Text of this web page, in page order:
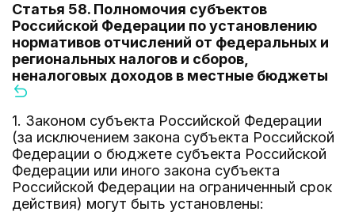
Статья 58. Полномочия субъектов
Российской Федерации по установлению
нормативов отчислений от федеральных и
региональных налогов и сборов,
неналоговых доходов в местные бюджеты
1. Законом субъекта Российской Федерации
(за исключением закона субъекта Российской
Федерации о бюджете субъекта Российской
Федерации или иного закона субъекта
Российской Федерации на ограниченный срок
действия) могут быть установлены: